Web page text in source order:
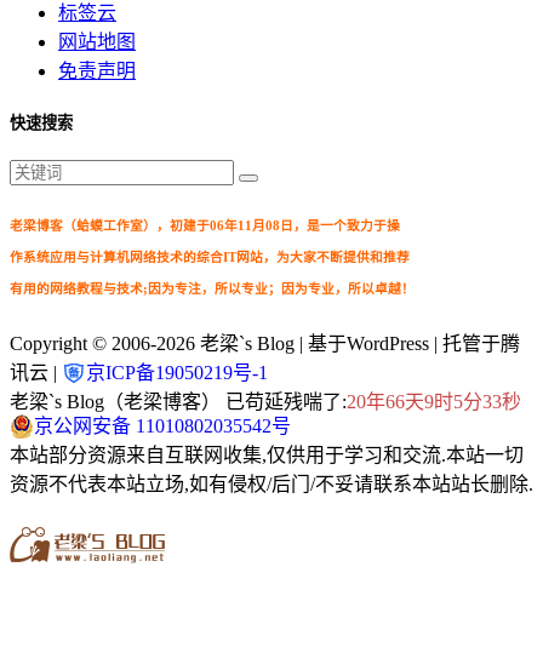
标签云
网站地图
免责声明
快速搜索
老梁博客（蛤蟆工作室），初建于06年11月08日，是一个致力于操
作系统应用与计算机网络技术的综合IT网站，为大家不断提供和推荐
有用的网络教程与技术;因为专注，所以专业；因为专业，所以卓越！
Copyright © 2006-2026 老梁`s Blog | 基于WordPress | 托管于腾
讯云 |
京ICP备19050219号-1
老梁`s Blog（老梁博客） 已苟延残喘了:20年66天9时5分34秒
京公网安备 11010802035542号
本站部分资源来自互联网收集,仅供用于学习和交流.本站一切
资源不代表本站立场,如有侵权/后门/不妥请联系本站站长删除.